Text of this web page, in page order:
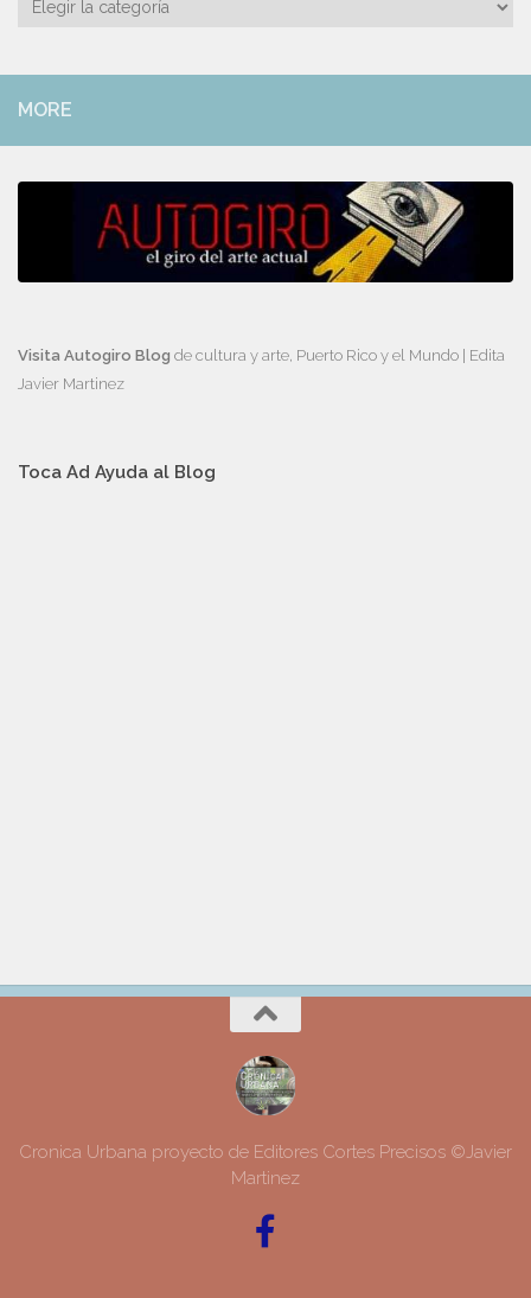
MORE
Visita Autogiro Blog de cultura y arte, Puerto Rico y el Mundo | Edita
Javier Martinez
Toca Ad Ayuda al Blog
Cronica Urbana proyecto de Editores Cortes Precisos ©Javier
Martinez